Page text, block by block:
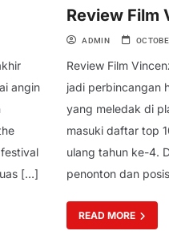
angin
[…]
Review Film
ADMIN
Review Film
jadi perbincangan
yang meledak di
masuki daftar top
ulang tahun ke-4.
penonton dan
READ MORE